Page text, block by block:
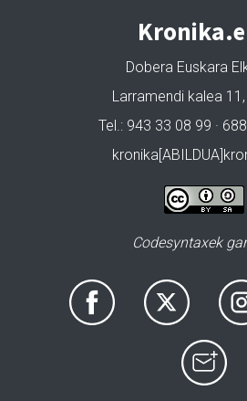
Dobera Euskara
Larramendi kalea
Tel.: 943 33 08 99 ·
Codesyntaxek